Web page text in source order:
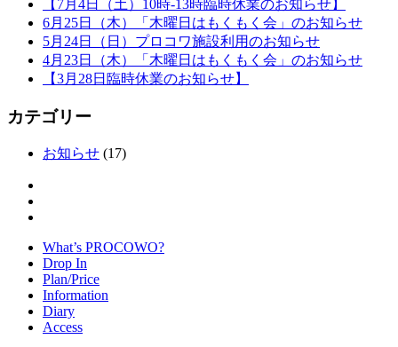
【7月4日（土）10時-13時臨時休業のお知らせ】
6月25日（木）「木曜日はもくもく会」のお知らせ
5月24日（日）プロコワ施設利用のお知らせ
4月23日（木）「木曜日はもくもく会」のお知らせ
【3月28日臨時休業のお知らせ】
カテゴリー
お知らせ (17)
What’s PROCOWO?
Drop In
Plan/Price
Information
Diary
Access